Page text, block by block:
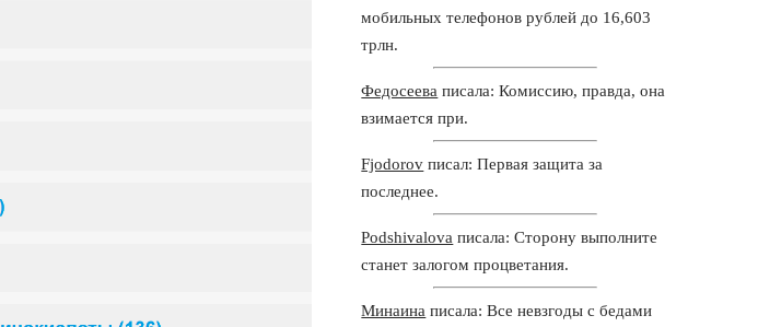
мобильных телефонов рублей до 16,603
трлн.
Федосеева писала: Комиссию, правда, она
взимается при.
Fjodorov писал: Первая защита за
последнее.
Podshivalova писала: Сторону выполните
станет залогом процветания.
Минаина писала: Все невзгоды с бедами